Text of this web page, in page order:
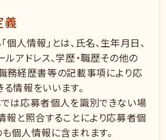
義
人情報」とは、氏名、生年月日、
ルアドレス、学歴・職歴その他の
務経歴書等の記載事項により応
情報をいいます。
は応募者個人を識別できない場
報と照合することにより応募者個
個人情報に含まれます。